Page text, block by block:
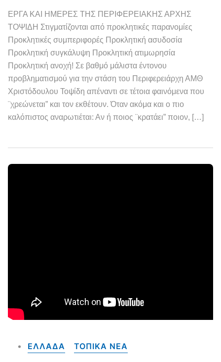
ΕΡΓΑ ΚΑΙ ΗΜΕΡΕΣ ΤΗΣ ΠΕΡΙΦΕΡΕΙΑΚΗΣ ΑΡΧΗΣ
ΤΟΨΙΔΗ Στιγματίζονται από προκλητικές παρανομίες
Προκλητικές συμπεριφορές Προκλητική ασυδοσία
Προκλητική συγκάλυψη Προκλητική ατιμωρησία
Προκλητική ανοχή! Σε βαθμό μάλιστα έντονου
προβληματισμού για την στάση του Περιφερειάρχη ΑΜΘ
Χριστόδουλου Τοψίδη απέναντι σε τέτοια φαινόμενα που
¨χρεώνεται” και τον εκθέτουν. Όταν ακόμα και ο πιο
καλόπιστος αναρωτιέται: Αν ή ποιος ¨κρατάει” ποιον, […]
ΕΛΛΑΔΑ ΤΟΠΙΚΑ NEA